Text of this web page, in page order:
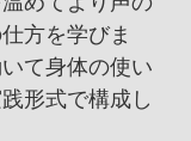
方を学びま
て身体の使い
形式で構成し